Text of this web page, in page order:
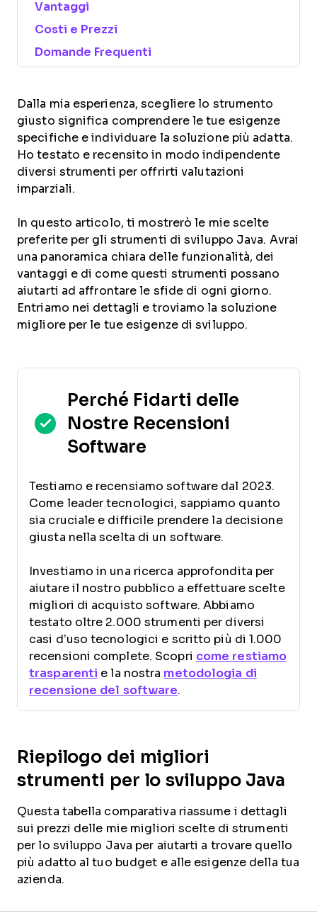
Vantaggi
Costi e Prezzi
Domande Frequenti
Dalla mia esperienza, scegliere lo strumento
giusto significa comprendere le tue esigenze
specifiche e individuare la soluzione più adatta.
Ho testato e recensito in modo indipendente
diversi strumenti per offrirti valutazioni
imparziali.
In questo articolo, ti mostrerò le mie scelte
preferite per gli strumenti di sviluppo Java. Avrai
una panoramica chiara delle funzionalità, dei
vantaggi e di come questi strumenti possano
aiutarti ad affrontare le sfide di ogni giorno.
Entriamo nei dettagli e troviamo la soluzione
migliore per le tue esigenze di sviluppo.
Perché Fidarti delle
Nostre Recensioni
Software
Testiamo e recensiamo software dal 2023.
Come leader tecnologici, sappiamo quanto
sia cruciale e difficile prendere la decisione
giusta nella scelta di un software.
Investiamo in una ricerca approfondita per
aiutare il nostro pubblico a effettuare scelte
migliori di acquisto software. Abbiamo
testato oltre 2.000 strumenti per diversi
casi d’uso tecnologici e scritto più di 1.000
recensioni complete. Scopri come restiamo
trasparenti e la nostra metodologia di
recensione del software.
Riepilogo dei migliori
strumenti per lo sviluppo Java
Questa tabella comparativa riassume i dettagli
sui prezzi delle mie migliori scelte di strumenti
per lo sviluppo Java per aiutarti a trovare quello
più adatto al tuo budget e alle esigenze della tua
azienda.